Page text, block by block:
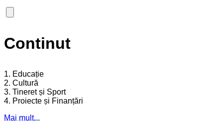
Continut
1. Educație
2. Cultură
3. Tineret și Sport
4. Proiecte și Finanțări
Mai mult...